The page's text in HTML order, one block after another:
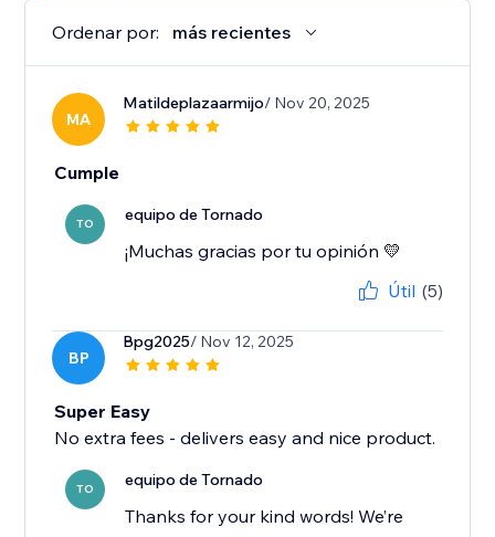
Ordenar por: más recientes
MA
Matildeplazaarmijo/ Nov 20, 2025
Cumple
TO equipo de Tornado
¡Muchas gracias por tu opinión 💛
Útil (5)
BP
Bpg2025/ Nov 12, 2025
Super Easy
No extra fees - delivers easy and nice product.
TO equipo de Tornado
Thanks for your kind words! We’re